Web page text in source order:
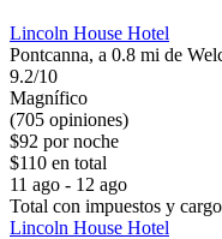
Lincoln House Hotel
Pontcanna, a 0.8 mi de
9.2/10
Magnífico
(705 opiniones)
$92 por noche
$110 en total
11 ago - 12 ago
Total con impuestos y
Lincoln House Hotel